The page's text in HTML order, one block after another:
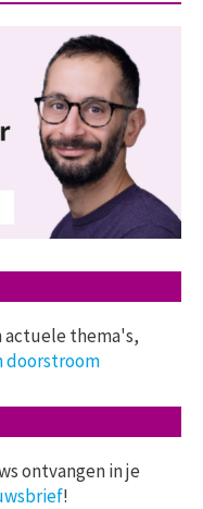
thema's,
doorstroom
ontvangen in je
!